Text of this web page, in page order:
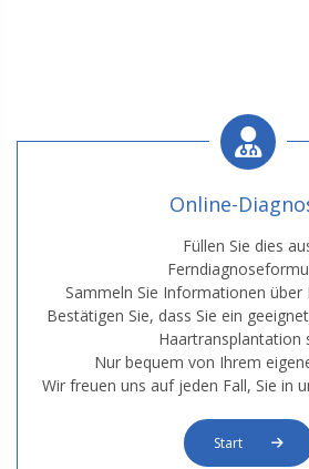
Online-
Füllen Sie dies
Sammeln Sie Informationen über
Bestätigen Sie, dass Sie ein
Haartransplantation
Nur bequem von Ihrem
Wir freuen uns auf jeden Fall, Sie in
Start